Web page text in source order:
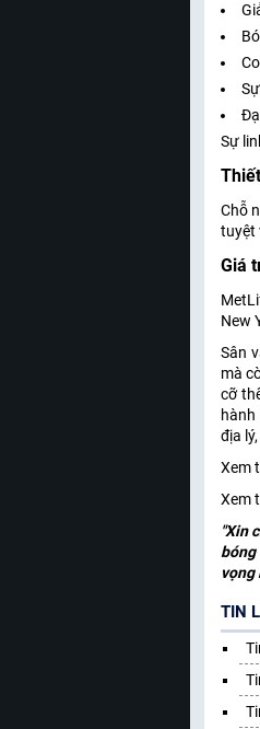
Sự
Chỗ
tuyệt
Giá
New
Sân
mà
cỡ
địa
Xem
Xem
"Xin
bóng
vọng
TIN